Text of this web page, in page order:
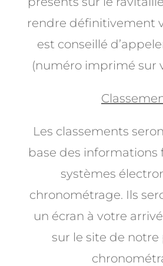
rendre définitivement
est conseillé
(numéro imprimé sur
Les classements
base des informations
systèmes
chronométrage. Ils
un écran à votre
sur le site de notre